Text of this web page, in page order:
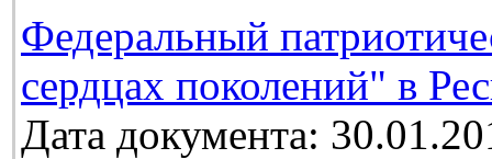
Федеральный
сердцах поколений" в
Дата документа: